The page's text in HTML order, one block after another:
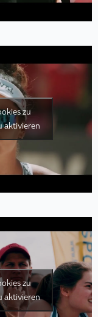
zu
aktivieren
zu
aktivieren